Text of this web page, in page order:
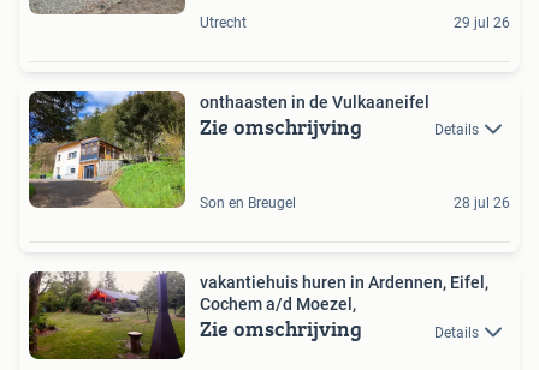
Utrecht 29 jul 26
onthaasten in de Vulkaaneifel
Zie omschrijving Details
Son en Breugel 28 jul 26
vakantiehuis huren in Ardennen, Eifel,
Cochem a/d Moezel,
Zie omschrijving Details